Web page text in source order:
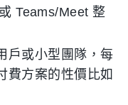
Teams/Meet 整
戶或小型團隊，每
費方案的性價比如